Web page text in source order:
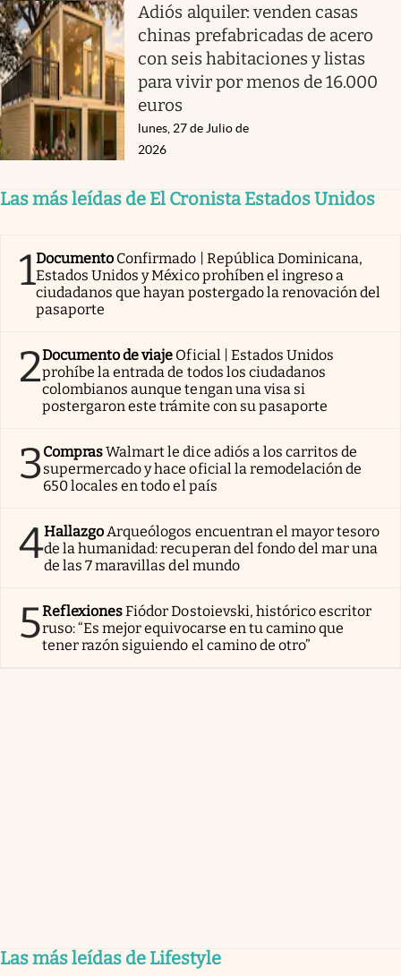
Adiós alquiler: venden casas
chinas prefabricadas de acero
con seis habitaciones y listas
para vivir por menos de 16.000
euros
lunes, 27 de Julio de
2026
Las más leídas de El Cronista Estados Unidos
1Documento Confirmado | República Dominicana,
Estados Unidos y México prohíben el ingreso a
ciudadanos que hayan postergado la renovación del
pasaporte
2Documento de viaje Oficial | Estados Unidos
prohíbe la entrada de todos los ciudadanos
colombianos aunque tengan una visa si
postergaron este trámite con su pasaporte
3ComprasWalmart le dice adiós a los carritos de
supermercado y hace oficial la remodelación de
650 locales en todo el país
4HallazgoArqueólogos encuentran el mayor tesoro
de la humanidad: recuperan del fondo del mar una
de las 7 maravillas del mundo
5ReflexionesFiódor Dostoievski, histórico escritor
ruso: “Es mejor equivocarse en tu camino que
tener razón siguiendo el camino de otro”
Las más leídas de Lifestyle